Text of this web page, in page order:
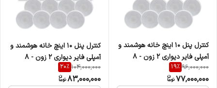
کنترل پنل 10 اینچ خانه هوشمند و
آمپلی فایر دیواری 2 زون - 8
خروجی اسپیکر دیواری Tuya
96,000,000
19%
77,000,000
کنترل پنل 10 اینچ خانه هوشمند و
آمپلی فایر دیواری 2 زون - 8
خروجی اسپیکر دیواری موس دار
Tuya
104,000,000
20%
83,000,000